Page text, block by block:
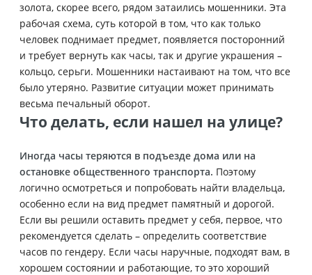
золота, скорее всего, рядом затаились мошенники. Эта
рабочая схема, суть которой в том, что как только
человек поднимает предмет, появляется посторонний
и требует вернуть как часы, так и другие украшения –
кольцо, серьги. Мошенники настаивают на том, что все
было утеряно. Развитие ситуации может принимать
весьма печальный оборот.
Что делать, если нашел на улице?
Иногда часы теряются в подъезде дома или на
остановке общественного транспорта. Поэтому
логично осмотреться и попробовать найти владельца,
особенно если на вид предмет памятный и дорогой.
Если вы решили оставить предмет у себя, первое, что
рекомендуется сделать – определить соответствие
часов по гендеру. Если часы наручные, подходят вам, в
хорошем состоянии и работающие, то это хороший